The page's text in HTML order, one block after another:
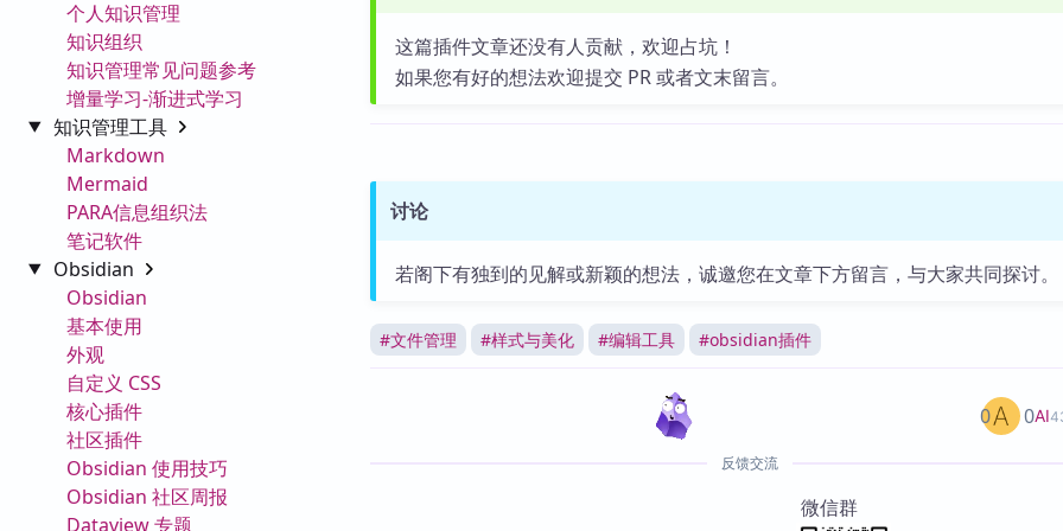
个人知识管理
知识组织
知识管理常见问题参考
增量学习-渐进式学习
知识管理工具
Markdown
Mermaid
PARA信息组织法
笔记软件
Obsidian
Obsidian
基本使用
外观
自定义 CSS
核心插件
社区插件
Obsidian 使用技巧
Obsidian 社区周报
Dataview 专题
这篇插件文章还没有人贡献，欢迎占坑！
如果您有好的想法欢迎提交 PR 或者文末留言。
讨论
若阁下有独到的见解或新颖的想法，诚邀您在文章下方留言，与大家共同探讨。
#文件管理 #样式与美化 #编辑工具 #obsidian插件
AI
0 0
反馈交流
微信群